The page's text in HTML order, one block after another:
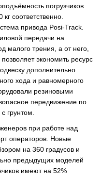
погрузчиков
соответственно.
привода Posi-Track.
передачи на
малого трения, а от него,
экономить ресурс
дополнительно
хода и равномерного
резиновыми
передвижение по
грунтом.
при работе над
операторов. Новые
на 360 градусов и
предыдущих моделей
имеют на 52%